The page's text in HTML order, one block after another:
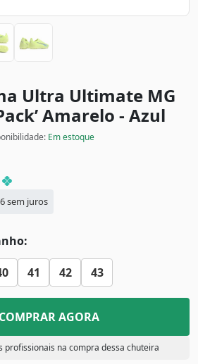
Ultra Ultimate MG
Amarelo - Azul
Em estoque
sem juros
41 42 43
COMPRAR AGORA
profissionais na compra dessa chuteira